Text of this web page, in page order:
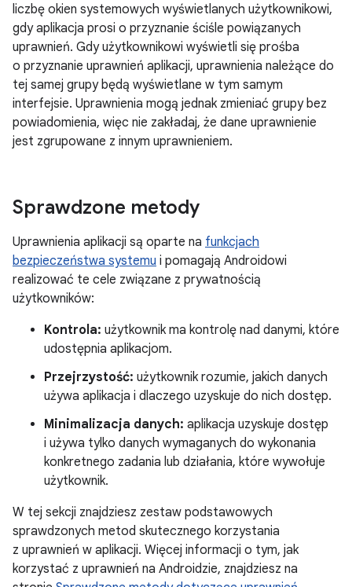
liczbę okien systemowych wyświetlanych użytkownikowi,
gdy aplikacja prosi o przyznanie ściśle powiązanych
uprawnień. Gdy użytkownikowi wyświetli się prośba
o przyznanie uprawnień aplikacji, uprawnienia należące do
tej samej grupy będą wyświetlane w tym samym
interfejsie. Uprawnienia mogą jednak zmieniać grupy bez
powiadomienia, więc nie zakładaj, że dane uprawnienie
jest zgrupowane z innym uprawnieniem.
Sprawdzone metody
Uprawnienia aplikacji są oparte na funkcjach
bezpieczeństwa systemu i pomagają Androidowi
realizować te cele związane z prywatnością
użytkowników:
Kontrola: użytkownik ma kontrolę nad danymi, które
udostępnia aplikacjom.
Przejrzystość: użytkownik rozumie, jakich danych
używa aplikacja i dlaczego uzyskuje do nich dostęp.
Minimalizacja danych: aplikacja uzyskuje dostęp
i używa tylko danych wymaganych do wykonania
konkretnego zadania lub działania, które wywołuje
użytkownik.
W tej sekcji znajdziesz zestaw podstawowych
sprawdzonych metod skutecznego korzystania
z uprawnień w aplikacji. Więcej informacji o tym, jak
korzystać z uprawnień na Androidzie, znajdziesz na